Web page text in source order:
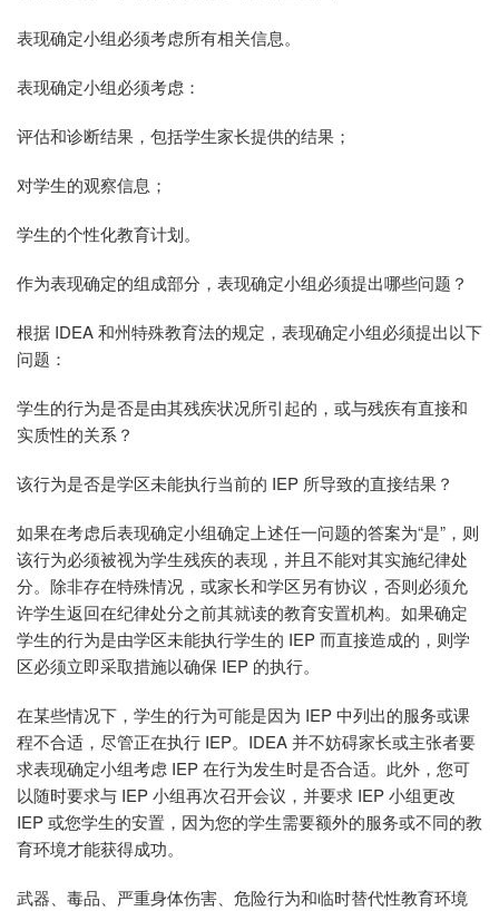
表现确定小组必须考虑所有相关信息。
表现确定小组必须考虑：
评估和诊断结果，包括学生家长提供的结果；
对学生的观察信息；
学生的个性化教育计划。
作为表现确定的组成部分，表现确定小组必须提出哪些问题？
根据 IDEA 和州特殊教育法的规定，表现确定小组必须提出以下
问题：
学生的行为是否是由其残疾状况所引起的，或与残疾有直接和
实质性的关系？
该行为是否是学区未能执行当前的 IEP 所导致的直接结果？
如果在考虑后表现确定小组确定上述任一问题的答案为“是”，则
该行为必须被视为学生残疾的表现，并且不能对其实施纪律处
分。除非存在特殊情况，或家长和学区另有协议，否则必须允
许学生返回在纪律处分之前其就读的教育安置机构。如果确定
学生的行为是由学区未能执行学生的 IEP 而直接造成的，则学
区必须立即采取措施以确保 IEP 的执行。
在某些情况下，学生的行为可能是因为 IEP 中列出的服务或课
程不合适，尽管正在执行 IEP。IDEA 并不妨碍家长或主张者要
求表现确定小组考虑 IEP 在行为发生时是否合适。此外，您可
以随时要求与 IEP 小组再次召开会议，并要求 IEP 小组更改
IEP 或您学生的安置，因为您的学生需要额外的服务或不同的教
育环境才能获得成功。
武器、毒品、严重身体伤害、危险行为和临时替代性教育环境